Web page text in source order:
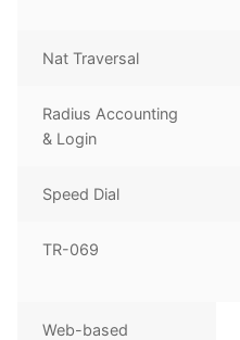
Nat Traversal
Radius Accounting
& Login
Speed Dial
TR-069
Web-based